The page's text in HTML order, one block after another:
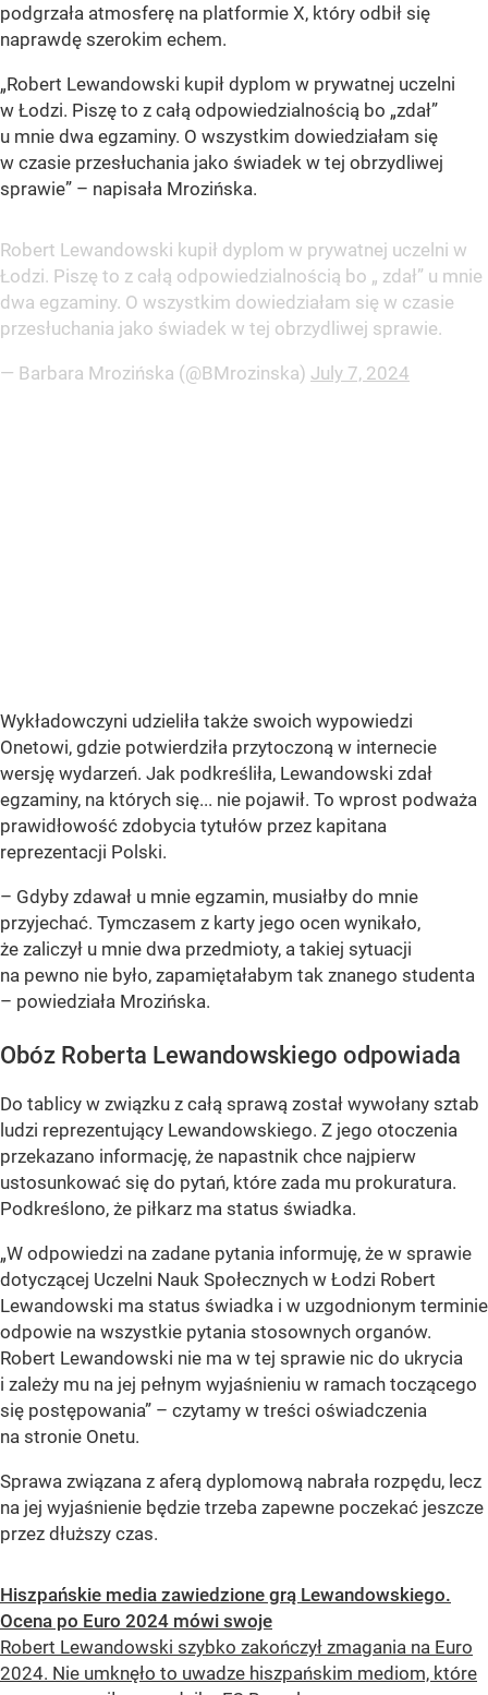
podgrzała atmosferę na platformie X, który odbił się
naprawdę szerokim echem.
„Robert Lewandowski kupił dyplom w prywatnej uczelni
w Łodzi. Piszę to z całą odpowiedzialnością bo „zdał”
u mnie dwa egzaminy. O wszystkim dowiedziałam się
w czasie przesłuchania jako świadek w tej obrzydliwej
sprawie” – napisała Mrozińska.
Robert Lewandowski kupił dyplom w prywatnej uczelni w
Łodzi. Piszę to z całą odpowiedzialnością bo „ zdał” u mnie
dwa egzaminy. O wszystkim dowiedziałam się w czasie
przesłuchania jako świadek w tej obrzydliwej sprawie.
— Barbara Mrozińska (@BMrozinska) July 7, 2024
Wykładowczyni udzieliła także swoich wypowiedzi
Onetowi, gdzie potwierdziła przytoczoną w internecie
wersję wydarzeń. Jak podkreśliła, Lewandowski zdał
egzaminy, na których się... nie pojawił. To wprost podważa
prawidłowość zdobycia tytułów przez kapitana
reprezentacji Polski.
– Gdyby zdawał u mnie egzamin, musiałby do mnie
przyjechać. Tymczasem z karty jego ocen wynikało,
że zaliczył u mnie dwa przedmioty, a takiej sytuacji
na pewno nie było, zapamiętałabym tak znanego studenta
– powiedziała Mrozińska.
Obóz Roberta Lewandowskiego odpowiada
Do tablicy w związku z całą sprawą został wywołany sztab
ludzi reprezentujący Lewandowskiego. Z jego otoczenia
przekazano informację, że napastnik chce najpierw
ustosunkować się do pytań, które zada mu prokuratura.
Podkreślono, że piłkarz ma status świadka.
„W odpowiedzi na zadane pytania informuję, że w sprawie
dotyczącej Uczelni Nauk Społecznych w Łodzi Robert
Lewandowski ma status świadka i w uzgodnionym terminie
odpowie na wszystkie pytania stosownych organów.
Robert Lewandowski nie ma w tej sprawie nic do ukrycia
i zależy mu na jej pełnym wyjaśnieniu w ramach toczącego
się postępowania” – czytamy w treści oświadczenia
na stronie Onetu.
Sprawa związana z aferą dyplomową nabrała rozpędu, lecz
na jej wyjaśnienie będzie trzeba zapewne poczekać jeszcze
przez dłuższy czas.
Hiszpańskie media zawiedzione grą Lewandowskiego.
Ocena po Euro 2024 mówi swoje
Robert Lewandowski szybko zakończył zmagania na Euro
2024. Nie umknęło to uwadze hiszpańskim mediom, które